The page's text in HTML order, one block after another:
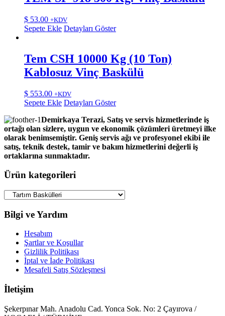
$ 53.00 +KDV
Sepete Ekle Detayları Göster
Tem CSH 10000 Kg (10 Ton)
Kablosuz Vinç Baskülü
$ 553.00 +KDV
Sepete Ekle Detayları Göster
Demirkaya Terazi, Satış ve servis hizmetlerinde iş
ortağı olan sizlere, uygun ve ekonomik çözümleri üretmeyi ilke
olarak benimsemiştir. Geniş servis ağı ve profesyonel ekibi ile
satış, teknik destek, tamir ve bakım hizmetlerini değerli iş
ortaklarına sunmaktadır.
Ürün kategorileri
Bilgi ve Yardım
Hesabım
Şartlar ve Koşullar
Gizlilik Politikası
İptal ve İade Politikası
Mesafeli Satış Sözleşmesi
İletişim
Şekerpınar Mah. Anadolu Cad. Yonca Sok. No: 2 Çayırova /